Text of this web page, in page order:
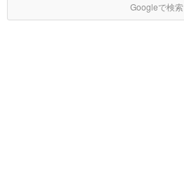
Googleで検索